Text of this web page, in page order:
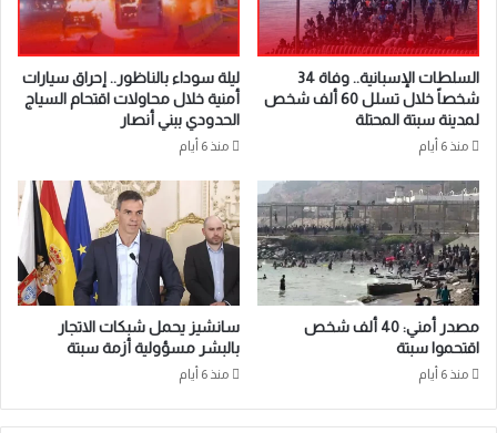
السلطات الإسبانية.. وفاة 34
شخصاً خلال تسلل 60 ألف شخص
لمدينة سبتة المحتلة
منذ 6 أيام
ليلة سوداء بالناظور.. إحراق سيارات
أمنية خلال محاولات اقتحام السياج
الحدودي ببني أنصار
منذ 6 أيام
مصدر أمني: 40 ألف شخص
اقتحموا سبتة
منذ 6 أيام
سانشيز يحمل شبكات الاتجار
بالبشر مسؤولية أزمة سبتة
منذ 6 أيام